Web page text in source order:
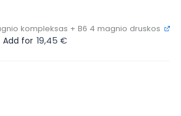
kompleksas + B6 4 magnio druskos
Add for 19,45 €